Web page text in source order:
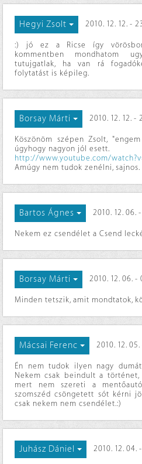
Hegyi Zsolt 2010. 12. 12. -
:) jó ez a Ricse így
kommentben mondhatom
tutujgatlak, ha van rá
folytatást is képileg.
Borsay Márti 2010. 12. 12. -
Köszönöm szépen Zsolt,
úgyhogy nagyon jól esett.
http://www.youtube.com/
Amúgy nem tudok zenélni, sajnos.
Bartos Ágnes 2010. 12. 06. -
Nekem ez csendélet a Csend
Borsay Márti 2010. 12. 06. -
Minden tetszik, amit mondtatok,
Mácsai Ferenc 2010. 12.
Én nem tudok ilyen nagy
Nekem csak beindult a
mert nem szereti a
szomszéd csöngetett sót kérni
csak nekem nem csendélet.:)
Juhász Dániel 2010. 12. 04.